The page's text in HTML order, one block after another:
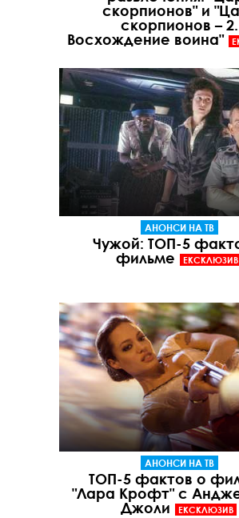
скорпионов" и
скорпионов – 2.
Восхождение воина"
АНОНСИ НА ТВ
Чужой: ТОП-5
фильме
ЕКСКЛЮЗИВ
АНОНСИ НА ТВ
ТОП-5 фактов о
"Лара Крофт" с
Джоли
ЕКСКЛЮЗИВ